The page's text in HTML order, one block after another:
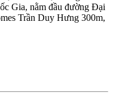
Gia, nằm đầu đường Đại
Trần Duy Hưng 300m,